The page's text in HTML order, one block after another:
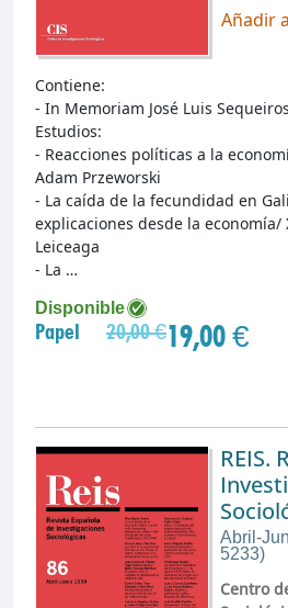
Añadir
Disponible
Papel 20,00 €19,00 €
Contiene:
- In Memoriam José Luis
Estudios:
- Reacciones políticas a la
Adam Przeworski
- La caída de la fecundidad en
explicaciones desde la economía/
Leiceaga
- La …
REIS.
Abril-
5233)
Centro